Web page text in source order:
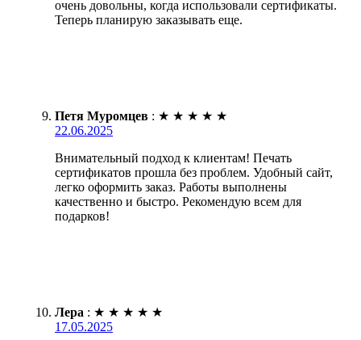
очень довольны, когда использовали сертификаты.
Теперь планирую заказывать еще.
Петя Муромцев : ★ ★ ★ ★ ★
22.06.2025
Внимательный подход к клиентам! Печать
сертификатов прошла без проблем. Удобный сайт,
легко оформить заказ. Работы выполнены
качественно и быстро. Рекомендую всем для
подарков!
Лера : ★ ★ ★ ★ ★
17.05.2025